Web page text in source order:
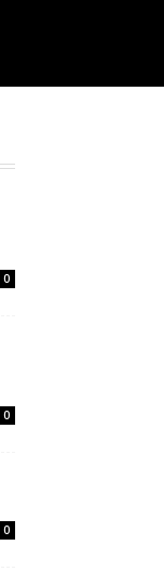
0
0
0